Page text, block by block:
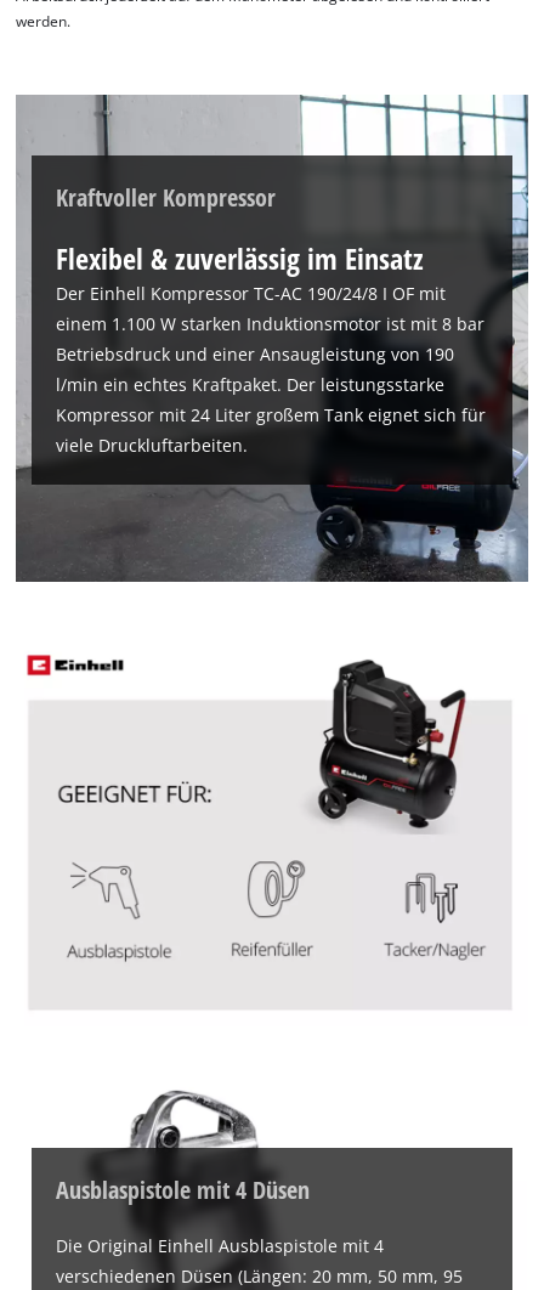
Wir benötigen deine Zustimmung, um
Google Maps laden zu können!
This content is not permitted to load due
to trackers that are not disclosed to the
visitor. The website owner needs to setup
the site with their CMP to add this content
to the list of technologies used.
Powered byUsercentrics Consent
werden.
Kraftvoller Kompressor
Flexibel & zuverlässig im Einsatz
Der Einhell Kompressor TC-AC 190/24/8 I OF mit
einem 1.100 W starken Induktionsmotor ist mit 8 bar
Betriebsdruck und einer Ansaugleistung von 190
l/min ein echtes Kraftpaket. Der leistungsstarke
Kompressor mit 24 Liter großem Tank eignet sich für
viele Druckluftarbeiten.
Ausblaspistole mit 4 Düsen
Die Original Einhell Ausblaspistole mit 4
verschiedenen Düsen (Längen: 20 mm, 50 mm, 95